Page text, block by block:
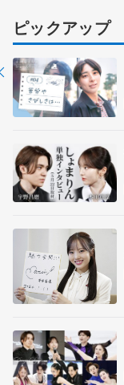
ピックアップ